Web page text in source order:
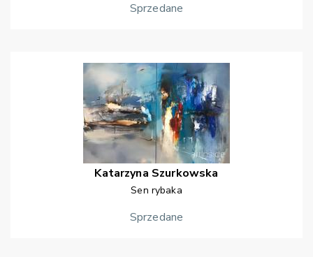
Sprzedane
Katarzyna Szurkowska
Sen rybaka
Sprzedane